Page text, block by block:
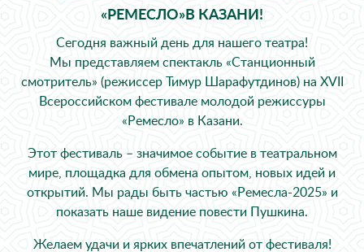
«РЕМЕСЛО»В КАЗАНИ!
Сегодня важный день для нашего театра!
Мы представляем спектакль «Станционный
смотритель» (режиссер Тимур Шарафутдинов) на XVII
Всероссийском фестивале молодой режиссуры
«Ремесло» в Казани.
Этот фестиваль – значимое событие в театральном
мире, площадка для обмена опытом, новых идей и
открытий. Мы рады быть частью «Ремесла-2025» и
показать наше видение повести Пушкина.
Желаем удачи и ярких впечатлений от фестиваля!